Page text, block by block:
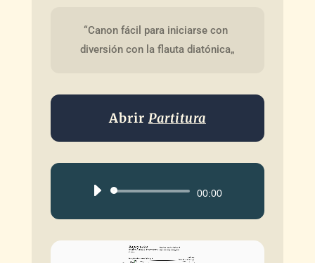
“Canon fácil para iniciarse con
diversión con la flauta diatónica„
Abrir Partitura
Reproductor00:00